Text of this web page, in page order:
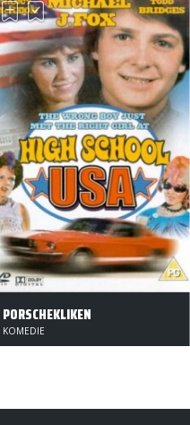
PORSCHEKLIKEN
KOMEDIE